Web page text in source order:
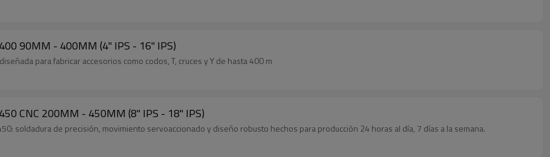
90MM - 400MM (4" IPS - 16" IPS)
para fabricar accesorios como codos, T, cruces y Y de hasta 400 m
CNC 200MM - 450MM (8" IPS - 18" IPS)
soldadura de precisión, movimiento servoaccionado y diseño robusto hechos para producción 24 horas al día, 7 días a la semana.